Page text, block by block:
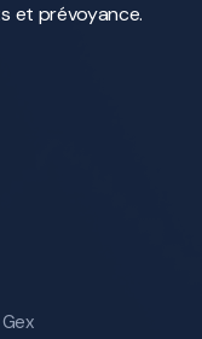
et prévoyance.